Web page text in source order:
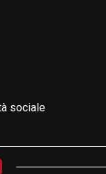
sociale